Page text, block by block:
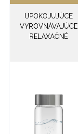
UPOKOJUJÚCE
VYROVNÁVAJÚCE
RELAXAČNÉ